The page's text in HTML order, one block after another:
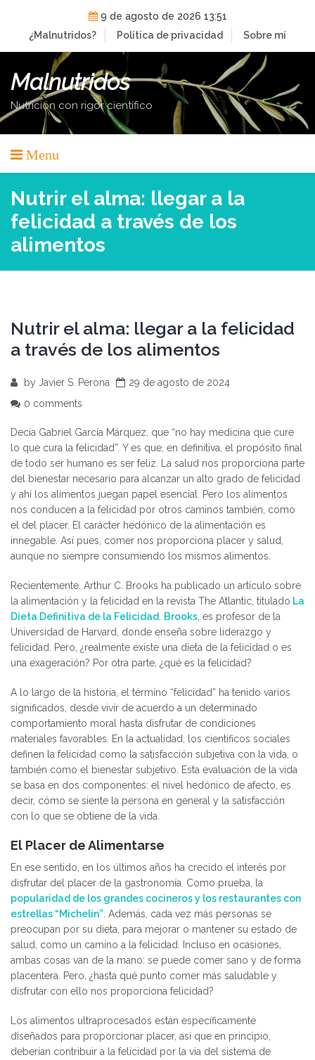
content
9 de agosto de 2026 13:51
¿Malnutridos?
Política de privacidad Sobre mí
Malnutridos
Nutrición con rigor científico
Menu
Nutrir el alma: llegar a la
felicidad a través de los
alimentos
Nutrir el alma: llegar a la felicidad
a través de los alimentos
by Javier S. Perona
29 de agosto de 2024
0 comments
Decía Gabriel García Márquez, que “no hay medicina que cure
lo que cura la felicidad”. Y es que, en definitiva, el propósito final
de todo ser humano es ser feliz. La salud nos proporciona parte
del bienestar necesario para alcanzar un alto grado de felicidad
y ahí los alimentos juegan papel esencial. Pero los alimentos
nos conducen a la felicidad por otros caminos también, como
el del placer. El carácter hedónico de la alimentación es
innegable. Así pues, comer nos proporciona placer y salud,
aunque no siempre consumiendo los mismos alimentos.
Recientemente, Arthur C. Brooks ha publicado un artículo sobre
la alimentación y la felicidad en la revista The Atlantic, titulado La
Dieta Definitiva de la Felicidad Brooks , es profesor de la
Universidad de Harvard, donde enseña sobre liderazgo y
felicidad. Pero, ¿realmente existe una dieta de la felicidad o es
una exageración? Por otra parte, ¿qué es la felicidad?
A lo largo de la historia, el término “felicidad” ha tenido varios
significados, desde vivir de acuerdo a un determinado
comportamiento moral hasta disfrutar de condiciones
materiales favorables. En la actualidad, los científicos sociales
definen la felicidad como la satisfacción subjetiva con la vida, o
también como el bienestar subjetivo. Esta evaluación de la vida
se basa en dos componentes: el nivel hedónico de afecto, es
decir, cómo se siente la persona en general y la satisfacción
con lo que se obtiene de la vida.
El Placer de Alimentarse
En ese sentido, en los últimos años ha crecido el interés por
disfrutar del placer de la gastronomía. Como prueba, la
popularidad de los grandes cocineros y los restaurantes con
estrellas “Michelín” . Además, cada vez más personas se
preocupan por su dieta, para mejorar o mantener su estado de
salud, como un camino a la felicidad. Incluso en ocasiones,
ambas cosas van de la mano: se puede comer sano y de forma
placentera. Pero, ¿hasta qué punto comer más saludable y
disfrutar con ello nos proporciona felicidad?
Los alimentos ultraprocesados están específicamente
diseñados para proporcionar placer, así que en principio,
deberían contribuir a la felicidad por la vía del sistema de